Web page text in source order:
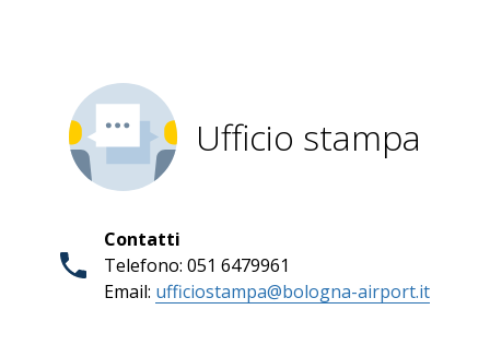
Ufficio stampa
Contatti
Telefono: 051 6479961
Email: ufficiostampa@bologna-airport.it